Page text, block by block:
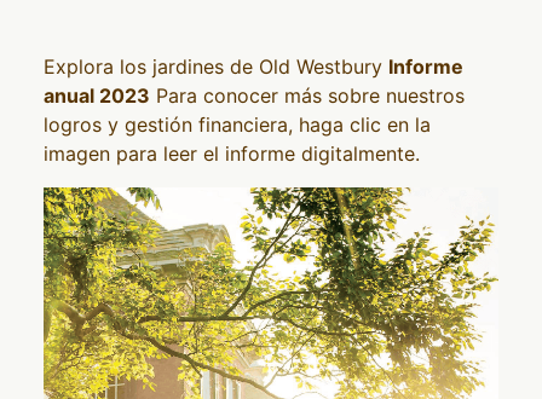
Explora los jardines de Old Westbury Informe
anual 2023 Para conocer más sobre nuestros
logros y gestión financiera, haga clic en la
imagen para leer el informe digitalmente.